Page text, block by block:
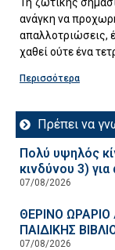
ανάγκη να
απαλλοτριώσεις,
χαθεί ούτε ένα
Περισσότερα
Πρέπει να
Πολύ υψηλός
κινδύνου 3)
07/08/2026
ΘΕΡΙΝΟ
ΠΑΙΔΙΚΗΣ
07/08/2026